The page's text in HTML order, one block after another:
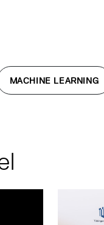
MACHINE LEARNING